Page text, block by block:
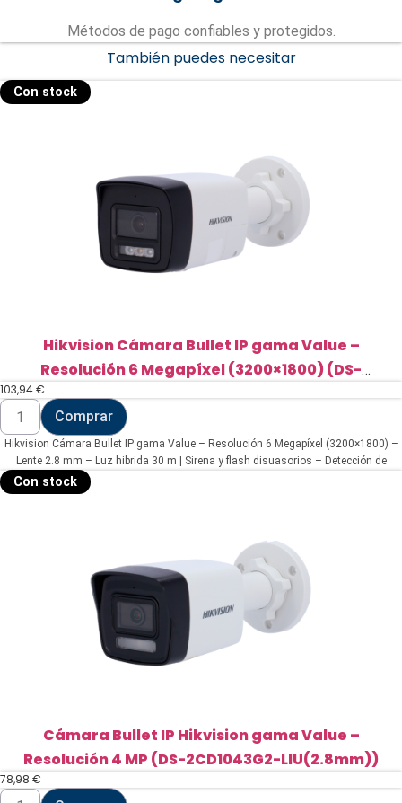
Métodos de pago confiables y protegidos.
También puedes necesitar
Con stock
Hikvision Cámara Bullet IP gama Value –
Resolución 6 Megapíxel (3200×1800) (DS-
2CD1063G2-LIUF/SL(2.8mm))
103,94€
Hikvision
Cámara
Bullet
IP
gama
Value
-
LIUF/SL(2.8mm))
Comprar
Hikvision Cámara Bullet IP gama Value – Resolución 6 Megapíxel (3200×1800) –
Lente 2.8 mm – Luz hibrida 30 m | Sirena y flash disuasorios – Detección de
movimiento 2.0 | MicroSD – Micrófono y altavoz integrados | PoE | IP67
Con stock
Cámara Bullet IP Hikvision gama Value –
Resolución 4 MP (DS-2CD1043G2-LIU(2.8mm))
78,98 €
Cámara